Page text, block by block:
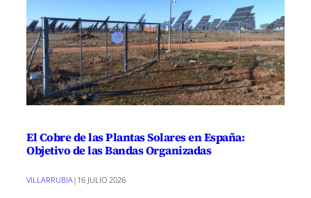
El Cobre de las Plantas Solares en España:
Objetivo de las Bandas Organizadas
VILLARRUBIA | 16 JULIO 2026